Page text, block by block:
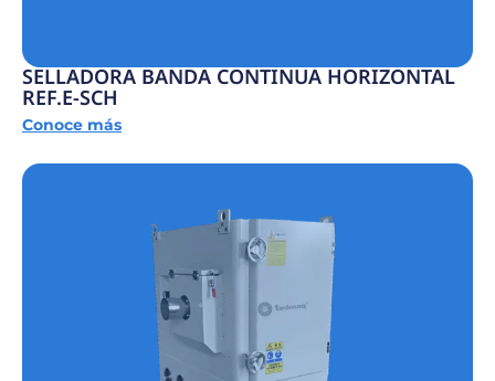
SELLADORA BANDA CONTINUA HORIZONTAL
REF.E-SCH
Conoce más